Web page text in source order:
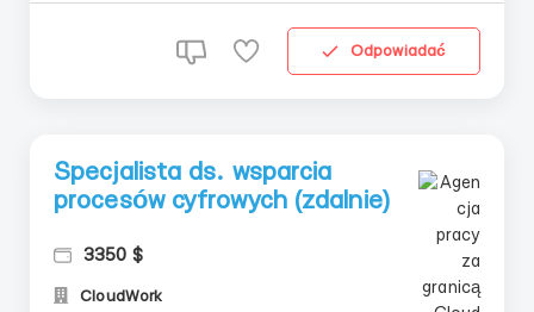
Odpowiadać
Specjalista ds. wsparcia
procesów cyfrowych (zdalnie)
3350 $
CloudWork